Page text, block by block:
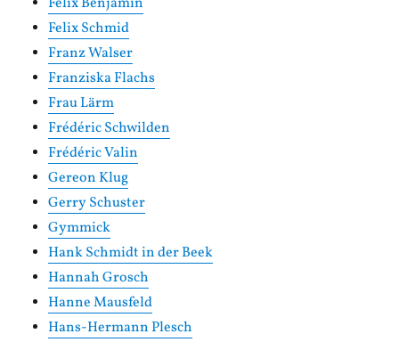
Felix Schmid
Franz Walser
Franziska Flachs
Frau Lärm
Frédéric Schwilden
Frédéric Valin
Gereon Klug
Gerry Schuster
Gymmick
Hank Schmidt in der Beek
Hannah Grosch
Hanne Mausfeld
Hans-Hermann Plesch